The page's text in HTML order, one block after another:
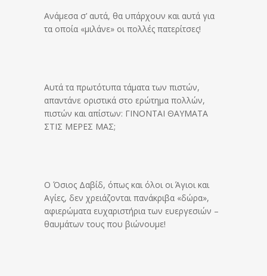
Ανάμεσα σ’ αυτά, θα υπάρχουν και αυτά για
τα οποία «μιλάνε» οι πολλές πατερίτσες!
Αυτά τα πρωτότυπα τάματα των πιστών,
απαντάνε οριστικά στο ερώτημα πολλών,
πιστών και απίστων: ΓΙΝΟΝΤΑΙ ΘΑΥΜΑΤΑ
ΣΤΙΣ ΜΕΡΕΣ ΜΑΣ;
Ο Όσιος Δαβίδ, όπως και όλοι οι Άγιοι και
Αγίες, δεν χρειάζονται πανάκριβα «δώρα»,
αφιερώματα ευχαριστήρια των ευεργεσιών –
θαυμάτων τους που βιώνουμε!